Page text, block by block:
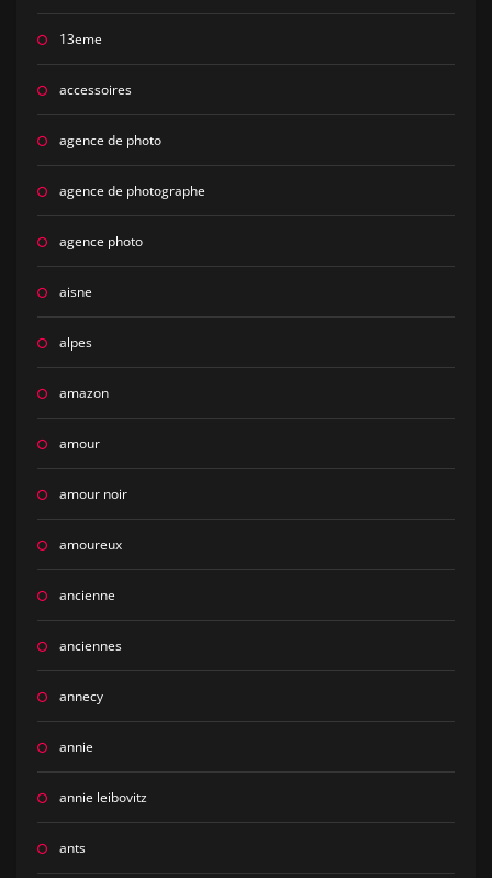
13eme
accessoires
agence de photo
agence de photographe
agence photo
aisne
alpes
amazon
amour
amour noir
amoureux
ancienne
anciennes
annecy
annie
annie leibovitz
ants